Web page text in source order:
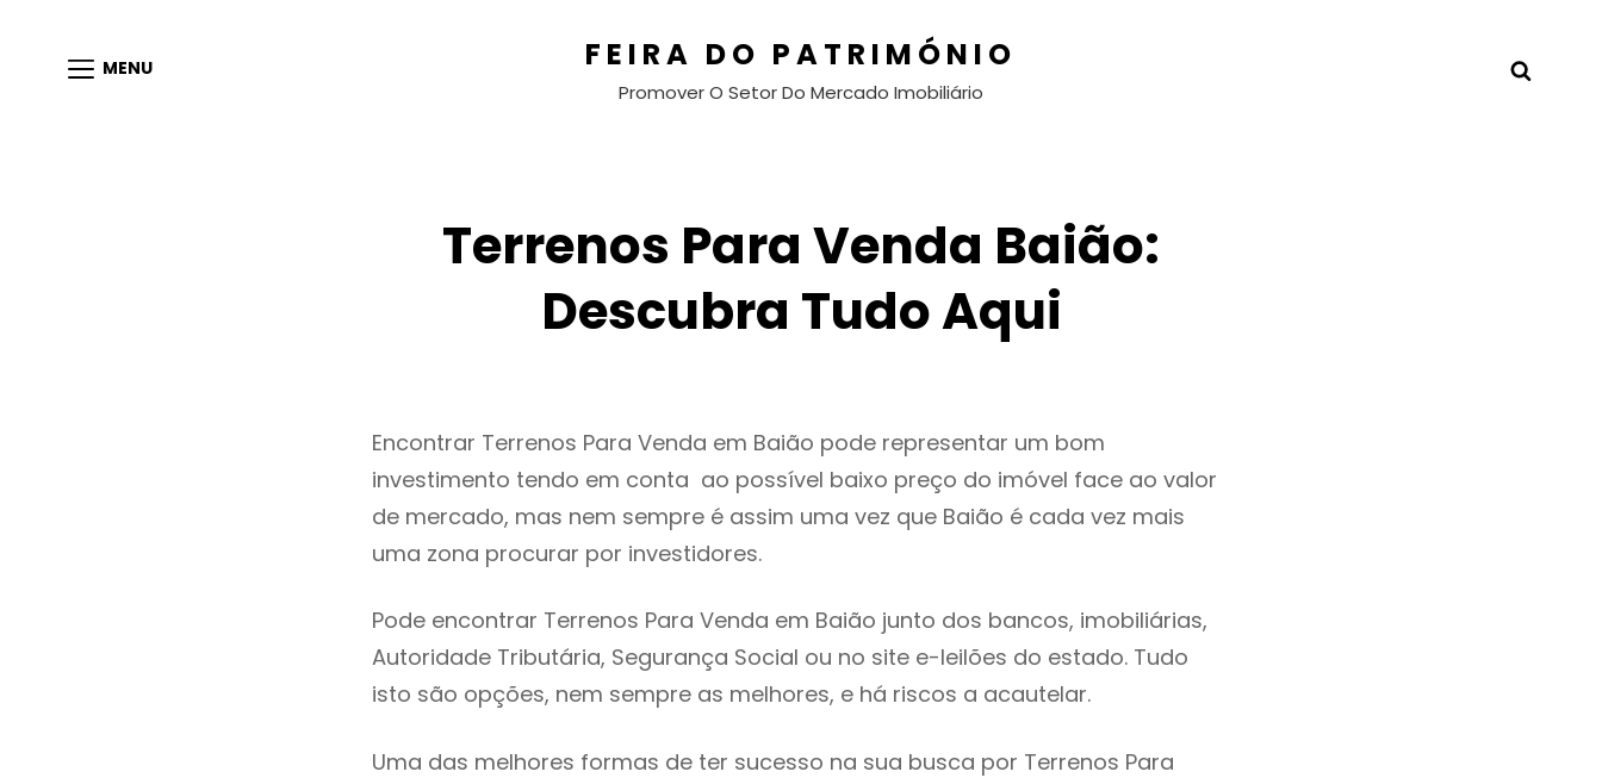
MENU FEIRA DO PATRIMÓNIO
Promover O Setor Do Mercado Imobiliário
Terrenos Para Venda Baião:
Descubra Tudo Aqui
Encontrar Terrenos Para Venda em Baião pode representar um bom
investimento tendo em conta ao possível baixo preço do imóvel face ao valor
de mercado, mas nem sempre é assim uma vez que Baião é cada vez mais
uma zona procurar por investidores.
Pode encontrar Terrenos Para Venda em Baião junto dos bancos, imobiliárias,
Autoridade Tributária, Segurança Social ou no site e-leilões do estado. Tudo
isto são opções, nem sempre as melhores, e há riscos a acautelar.
Uma das melhores formas de ter sucesso na sua busca por Terrenos Para